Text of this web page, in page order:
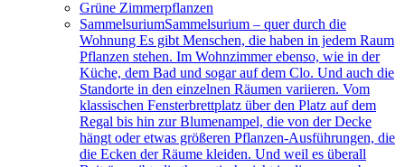
Grüne Zimmerpflanzen
Sam­mel­su­ri­umSammelsurium – quer durch die
Wohnung Es gibt Menschen, die haben in jedem Raum
Pflanzen stehen. Im Wohnzimmer ebenso, wie in der
Küche, dem Bad und sogar auf dem Clo. Und auch die
Standorte in den einzelnen Räumen variieren. Vom
klassischen Fensterbrettplatz über den Platz auf dem
Regal bis hin zur Blumenampel, die von der Decke
hängt oder etwas größeren Pflanzen-Ausführungen, die
die Ecken der Räume kleiden. Und weil es überall